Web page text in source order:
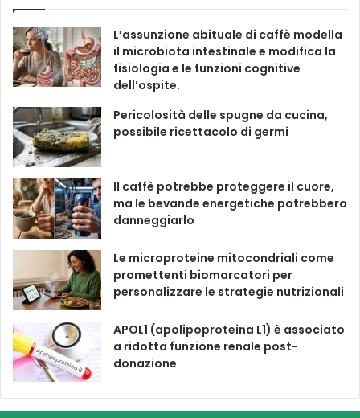
r
i
e
e
b
o
o
k
T
u
b
e
t
a
g
r
a
T
o
k
L’assunzione abituale di caffè modella
il microbiota intestinale e modifica la
fisiologia e le funzioni cognitive
dell’ospite.
Pericolosità delle spugne da cucina,
possibile ricettacolo di germi
Il caffè potrebbe proteggere il cuore,
ma le bevande energetiche potrebbero
danneggiarlo
Le microproteine ​​mitocondriali come
promettenti biomarcatori per
personalizzare le strategie nutrizionali
APOL1 (apolipoproteina L1) è associato
a ridotta funzione renale post-
donazione